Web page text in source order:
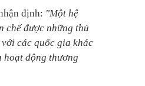
định: "Một hệ
chế được những thủ
các quốc gia khác
hoạt động thương